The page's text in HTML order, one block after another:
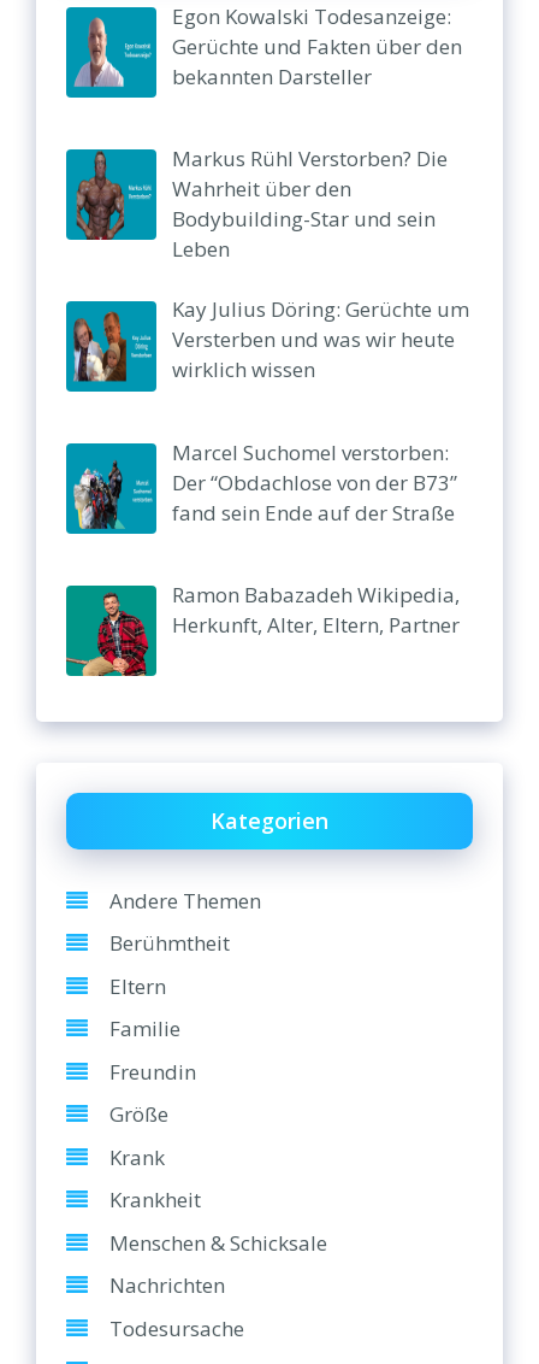
Egon Kowalski Todesanzeige:
Gerüchte und Fakten über den
bekannten Darsteller
Markus Rühl Verstorben? Die
Wahrheit über den
Bodybuilding-Star und sein
Leben
Kay Julius Döring: Gerüchte um
Versterben und was wir heute
wirklich wissen
Marcel Suchomel verstorben:
Der “Obdachlose von der B73”
fand sein Ende auf der Straße
Ramon Babazadeh Wikipedia,
Herkunft, Alter, Eltern, Partner
Kategorien
Andere Themen
Berühmtheit
Eltern
Familie
Freundin
Größe
Krank
Krankheit
Menschen & Schicksale
Nachrichten
Todesursache